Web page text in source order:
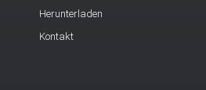
Herunterladen
Kontakt